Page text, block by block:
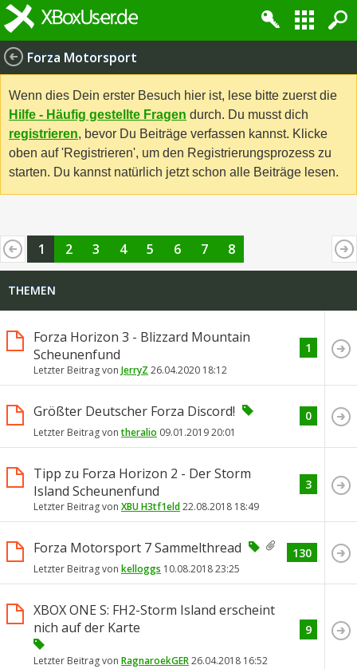
Forza Motorsport
Wenn dies Dein erster Besuch hier ist, lese bitte zuerst die
Hilfe - Häufig gestellte Fragen durch. Du musst dich
registrieren, bevor Du Beiträge verfassen kannst. Klicke
oben auf 'Registrieren', um den Registrierungsprozess zu
starten. Du kannst natürlich jetzt schon alle Beiträge lesen.
1 2 3 4 5 6 7 8
THEMEN
Forza Horizon 3 - Blizzard Mountain
Scheunenfund
Letzter Beitrag von JerryZ 26.04.2020 18:12
1
Größter Deutscher Forza Discord!
Letzter Beitrag vontheralio 09.01.201920:01
0
Tipp zu Forza Horizon 2 - Der Storm
Island Scheunenfund
Letzter Beitrag von XBU H3tf1eld22.08.2018 18:49
3
Forza Motorsport 7 Sammelthread
Letzter Beitrag von kelloggs 10.08.201823:25
130
XBOX ONE S: FH2-Storm Island erscheint
nich auf der Karte
Letzter Beitrag von RagnaroekGER26.04.2018 16:52
9